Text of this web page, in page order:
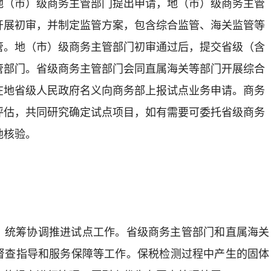
初审，并制定监管方案，包含综合监管、海关监管等
地（市）级商务主管部门初审通过后，提交省级（含
门。省级商务主管部门会同直属海关等部门开展综合
省级人民政府名义向商务部上报试点业务申请。商务
，共同研究确定试点项目，如有需要可委托省级商务
验。
筹协调推进试点工作。省级商务主管部门和直属海关
指导和服务保障等工作。保税检测过程中产生的固体